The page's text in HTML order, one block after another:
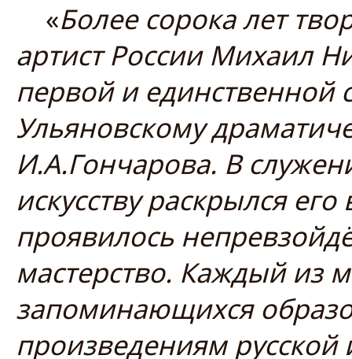
«Более сорока лет
артист России Михаил
первой и единственной
Ульяновскому
И.А.Гончарова. В
искусству раскрылся
проявилось
мастерство. Каждый из
запоминающихся
произведениям